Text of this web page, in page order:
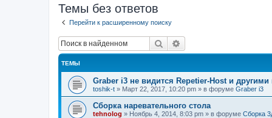
Темы без ответов
Перейти к расширенному поиску
Поиск
ТЕМЫ
Graber i3 не видится Repetier-Host и другими
toshik-t » Март 22, 2017, 10:20 pm » в форуме Graber i3
Сборка наревательного стола
tehnolog » Ноябрь 4, 2014, 8:03 pm » в форуме Сборка